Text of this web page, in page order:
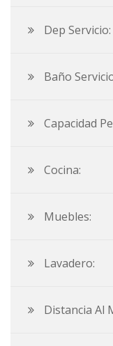
Dep Servicio:
Baño
Capacidad
Cocina:
Muebles:
Lavadero:
Distancia Al